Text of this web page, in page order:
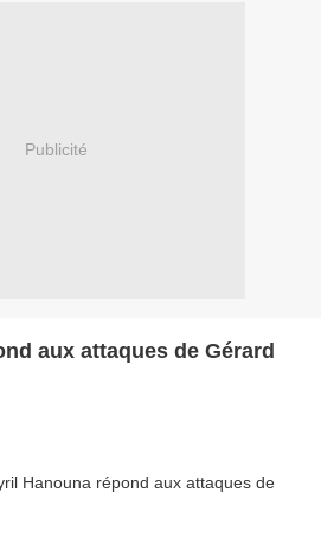
Publicité
aux attaques de Gérard